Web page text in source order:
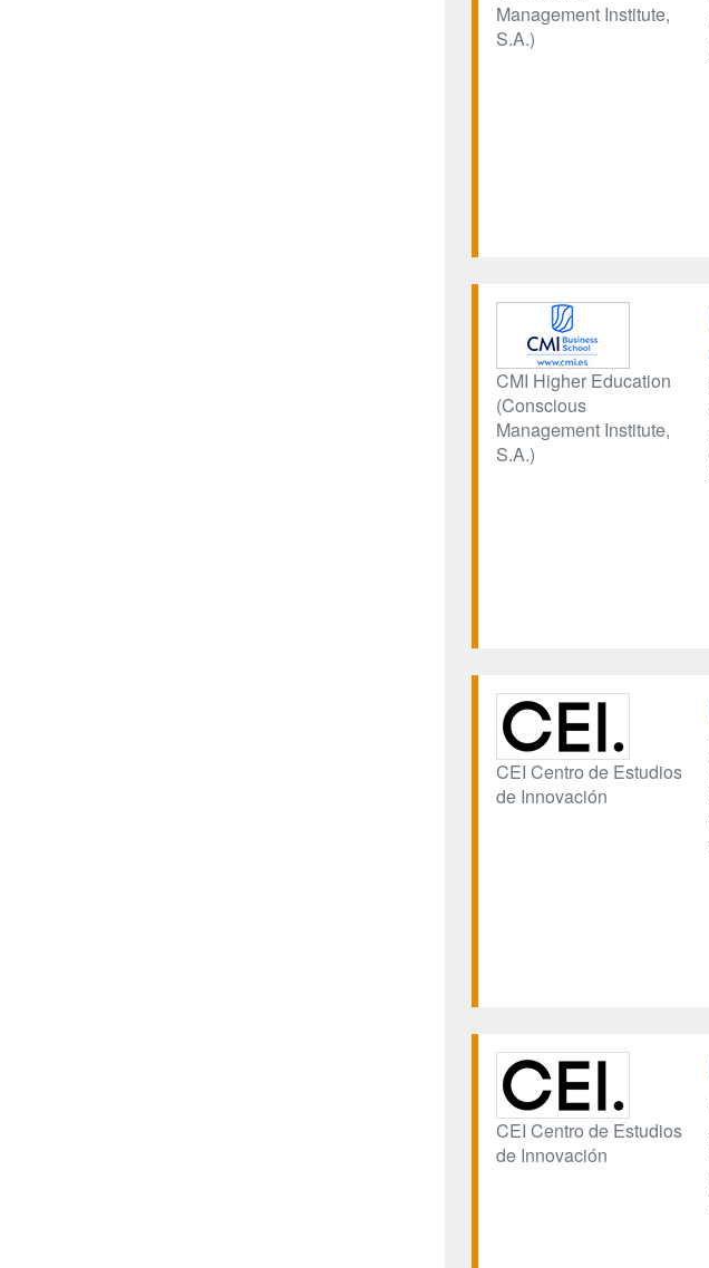
Management Institute,
S.A.)
CMI Higher Education
(Conscious
Management Institute,
S.A.)
CEI Centro de Estudios
de Innovación
CEI Centro de Estudios
de Innovación